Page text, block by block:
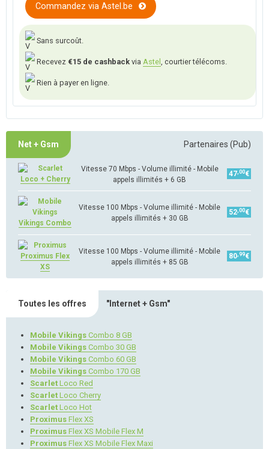
Commandez via Astel.be
Sans surcoût.
Recevez €15 de cashback via Astel , courtier télécoms.
Rien à payer en ligne.
Net + Gsm Partenaires (Pub)
Loco + Cherry
Vitesse 70 Mbps - Volume illimité - Mobile
appels illimités + 6 GB
47 ,00€
Vikings Combo
Vitesse 100 Mbps - Volume illimité - Mobile
appels illimités + 30 GB
52 ,00€
Proximus Flex
XS
Vitesse 100 Mbps - Volume illimité - Mobile
appels illimités + 85 GB
80 ,99€
Toutes les offres "Internet + Gsm"
Mobile Vikings Combo 8 GB
Mobile Vikings Combo 30 GB
Mobile Vikings Combo 60 GB
Mobile Vikings Combo 170 GB
Scarlet Loco Red
Scarlet Loco Cherry
Scarlet Loco Hot
Proximus Flex XS
Proximus Flex XS Mobile Flex M
Proximus Flex XS Mobile Flex Maxi